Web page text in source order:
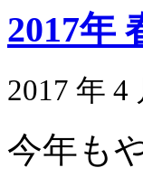
2017年
2017 年 4
今年も